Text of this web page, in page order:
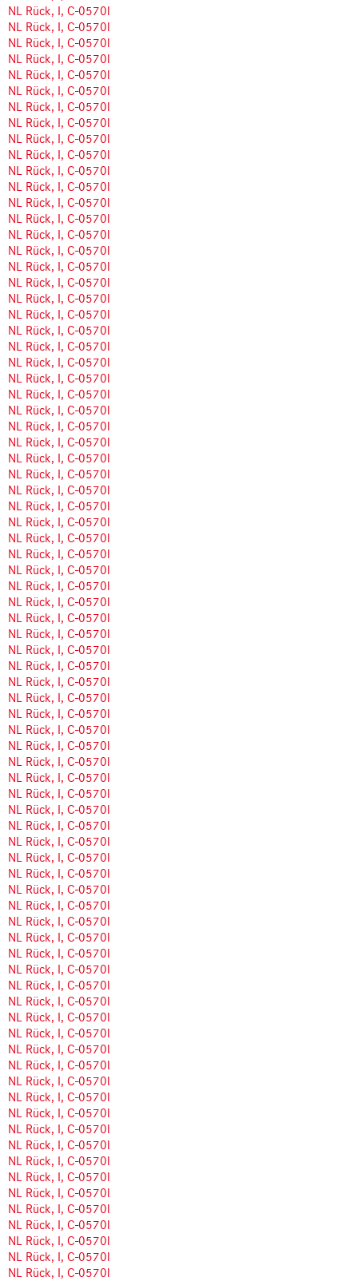
NL Rück, I, C-0570l
NL Rück, I, C-0570l
NL Rück, I, C-0570l
NL Rück, I, C-0570l
NL Rück, I, C-0570l
NL Rück, I, C-0570l
NL Rück, I, C-0570l
NL Rück, I, C-0570l
NL Rück, I, C-0570l
NL Rück, I, C-0570l
NL Rück, I, C-0570l
NL Rück, I, C-0570l
NL Rück, I, C-0570l
NL Rück, I, C-0570l
NL Rück, I, C-0570l
NL Rück, I, C-0570l
NL Rück, I, C-0570l
NL Rück, I, C-0570l
NL Rück, I, C-0570l
NL Rück, I, C-0570l
NL Rück, I, C-0570l
NL Rück, I, C-0570l
NL Rück, I, C-0570l
NL Rück, I, C-0570l
NL Rück, I, C-0570l
NL Rück, I, C-0570l
NL Rück, I, C-0570l
NL Rück, I, C-0570l
NL Rück, I, C-0570l
NL Rück, I, C-0570l
NL Rück, I, C-0570l
NL Rück, I, C-0570l
NL Rück, I, C-0570l
NL Rück, I, C-0570l
NL Rück, I, C-0570l
NL Rück, I, C-0570l
NL Rück, I, C-0570l
NL Rück, I, C-0570l
NL Rück, I, C-0570l
NL Rück, I, C-0570l
NL Rück, I, C-0570l
NL Rück, I, C-0570l
NL Rück, I, C-0570l
NL Rück, I, C-0570l
NL Rück, I, C-0570l
NL Rück, I, C-0570l
NL Rück, I, C-0570l
NL Rück, I, C-0570l
NL Rück, I, C-0570l
NL Rück, I, C-0570l
NL Rück, I, C-0570l
NL Rück, I, C-0570l
NL Rück, I, C-0570l
NL Rück, I, C-0570l
NL Rück, I, C-0570l
NL Rück, I, C-0570l
NL Rück, I, C-0570l
NL Rück, I, C-0570l
NL Rück, I, C-0570l
NL Rück, I, C-0570l
NL Rück, I, C-0570l
NL Rück, I, C-0570l
NL Rück, I, C-0570l
NL Rück, I, C-0570l
NL Rück, I, C-0570l
NL Rück, I, C-0570l
NL Rück, I, C-0570l
NL Rück, I, C-0570l
NL Rück, I, C-0570l
NL Rück, I, C-0570l
NL Rück, I, C-0570l
NL Rück, I, C-0570l
NL Rück, I, C-0570l
NL Rück, I, C-0570l
NL Rück, I, C-0570l
NL Rück, I, C-0570l
NL Rück, I, C-0570l
NL Rück, I, C-0570l
NL Rück, I, C-0570l
NL Rück, I, C-0570l